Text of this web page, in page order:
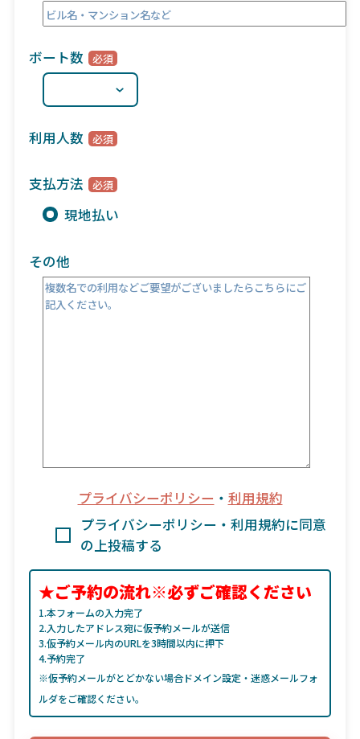
ボート数
利用人数
支払方法
現地払い
その他
プライバシーポリシー ・ 利用規約
プライバシーポリシー・利用規約に同意
の上投稿する
★ご予約の流れ※必ずご確認ください
1.本フォームの入力完了
2.入力したアドレス宛に仮予約メールが送信
3.仮予約メール内のURLを3時間以内に押下
4.予約完了
※仮予約メールがとどかない場合ドメイン設定・迷惑メールフォ
ルダをご確認ください。